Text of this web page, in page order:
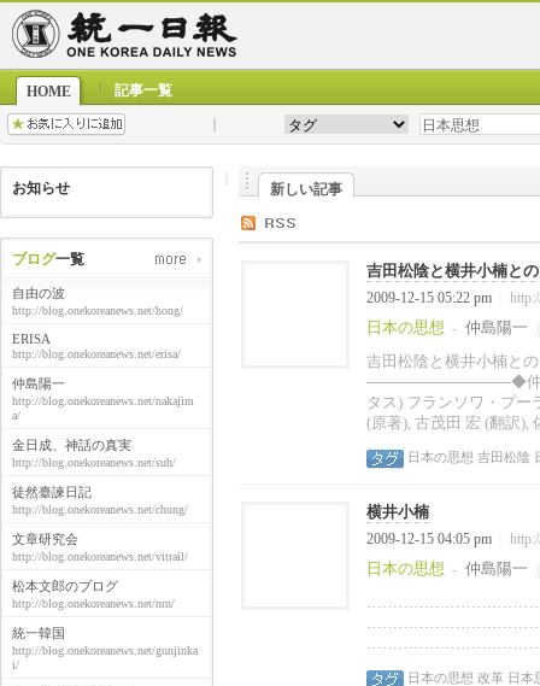
HOME 記事一覧
お知らせ
ブログ一覧
自由の波
http://blog.onekoreanews.net/hong/
ERISA
http://blog.onekoreanews.net/erisa/
仲島陽一
http://blog.onekoreanews.net/nakajim
a/
金日成、神話の真実
http://blog.onekoreanews.net/suh/
徒然臺諫日記
http://blog.onekoreanews.net/chung/
文章研究会
http://blog.onekoreanews.net/vitrail/
松本文郎のブログ
http://blog.onekoreanews.net/nrn/
統一韓国
http://blog.onekoreanews.net/gunjinka
i/
新しい記事
吉田松陰と横井小楠と
2009-12-15 05:22 pm
日本の思想 -
仲島陽一
吉田松陰と横井小楠との
------------------------------◆
タス) フランソワ・プー
(原著), 古茂田 宏 (翻訳),
日本の思想 吉田松陰
横井小楠
2009-12-15 04:05 pm
日本の思想 -
仲島陽一
日本の思想 改革 日本